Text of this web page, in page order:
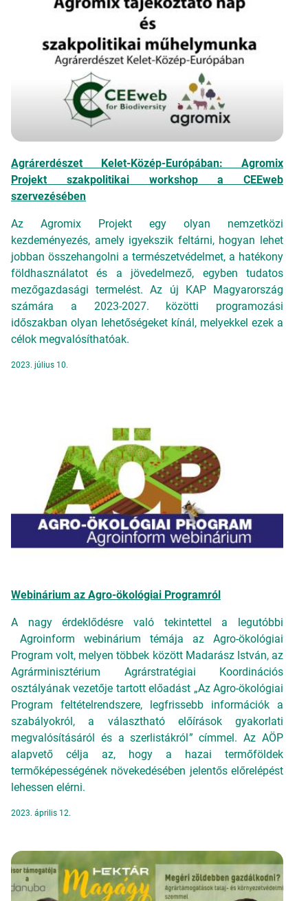
Agrárerdészet Kelet-Közép-Európában: Agromix
Projekt szakpolitikai workshop a CEEweb
szervezésében
Az Agromix Projekt egy olyan nemzetközi
kezdeményezés, amely igyekszik feltárni, hogyan lehet
jobban összehangolni a természetvédelmet, a hatékony
földhasználatot és a jövedelmező, egyben tudatos
mezőgazdasági termelést. Az új KAP Magyarország
számára a 2023-2027. közötti programozási
időszakban olyan lehetőségeket kínál, melyekkel ezek a
célok megvalósíthatóak.
2023. július 10.
Webinárium az Agro-ökológiai Programról
A nagy érdeklődésre való tekintettel a legutóbbi
Agroinform webinárium témája az Agro-ökológiai
Program volt, melyen többek között Madarász István, az
Agrárminisztérium Agrárstratégiai Koordinációs
osztályának vezetője tartott előadást „Az Agro-ökológiai
Program feltételrendszere, legfrissebb információk a
szabályokról, a választható előírások gyakorlati
megvalósításáról és a szerlistákról” címmel. Az AÖP
alapvető célja az, hogy a hazai termőföldek
termőképességének növekedésében jelentős előrelépést
lehessen elérni.
2023. április 12.